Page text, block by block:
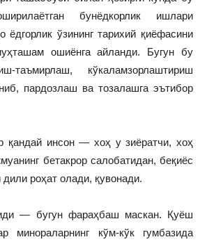
бунёдкорлик ишлари
ёдгорлик ўзининг тарихий қиёфасини
ошиёнга айланди. Бугун бу
таъмирлаш, кўкаламзорлаштириш
пардозлаш ва тозалашга эътибор
қандай инсон — хоҳ у зиёратчи, хоҳ
бетакрор салобатидан, беқиёс
роҳат олади, қувонади.
— бугун фараҳбаш маскан. Қуёш
минораларнинг кўм-кўк гумбазида